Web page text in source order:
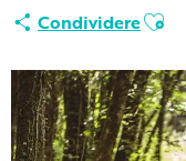
Condividere